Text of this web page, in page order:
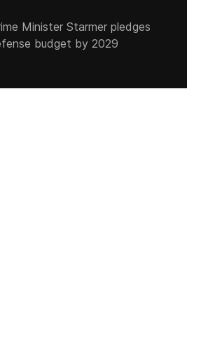
Minister Starmer pledges
budget by 2029